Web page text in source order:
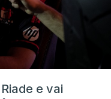
e vai